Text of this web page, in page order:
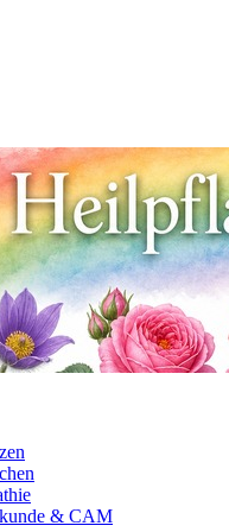
& CAM